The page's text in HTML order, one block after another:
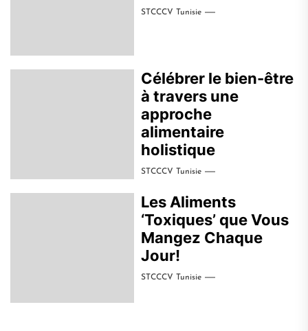
STCCCV Tunisie
Célébrer le bien-être
à travers une
approche
alimentaire
holistique
STCCCV Tunisie
Les Aliments
‘Toxiques’ que Vous
Mangez Chaque
Jour!
STCCCV Tunisie